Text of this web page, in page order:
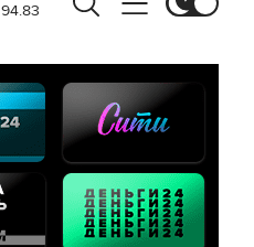
94.83